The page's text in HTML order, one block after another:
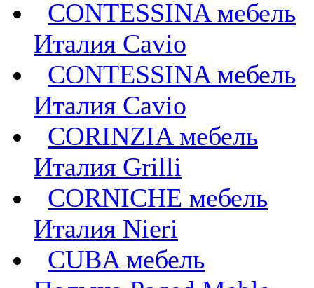
CONTESSINA мебель
Италия Cavio
CONTESSINA мебель
Италия Сavio
CORINZIA мебель
Италия Grilli
CORNICHE мебель
Италия Nieri
CUBA мебель